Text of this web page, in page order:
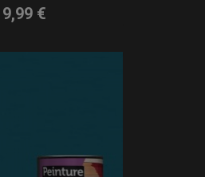
9,99 €